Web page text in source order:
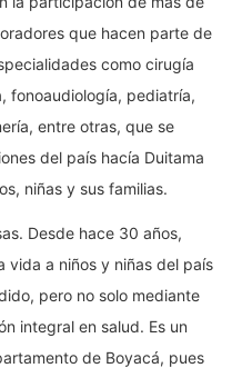
que hacen parte de
como cirugía
fonoaudiología, pediatría,
entre otras, que se
del país hacía Duitama
niñas y sus familias.
Desde hace 30 años,
vida a niños y niñas del país
pero no solo mediante
integral en salud. Es un
de Boyacá, pues